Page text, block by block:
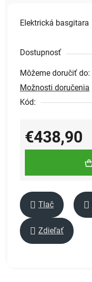
Elektrická basgitara
Dostupnosť
Môžeme doručiť do:
Možnosti doručenia
Kód:
€438,90
Jednotková cena:
Tlač
Zdieľať